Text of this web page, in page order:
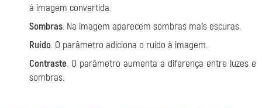
á imagem convertida.
Sombras. Na imagem aparecem sombras mais escuras.
Ruído. O parâmetro adiciona o ruído à imagem.
Contraste. O parâmetro aumenta a diferença entre luzes e
sombras.